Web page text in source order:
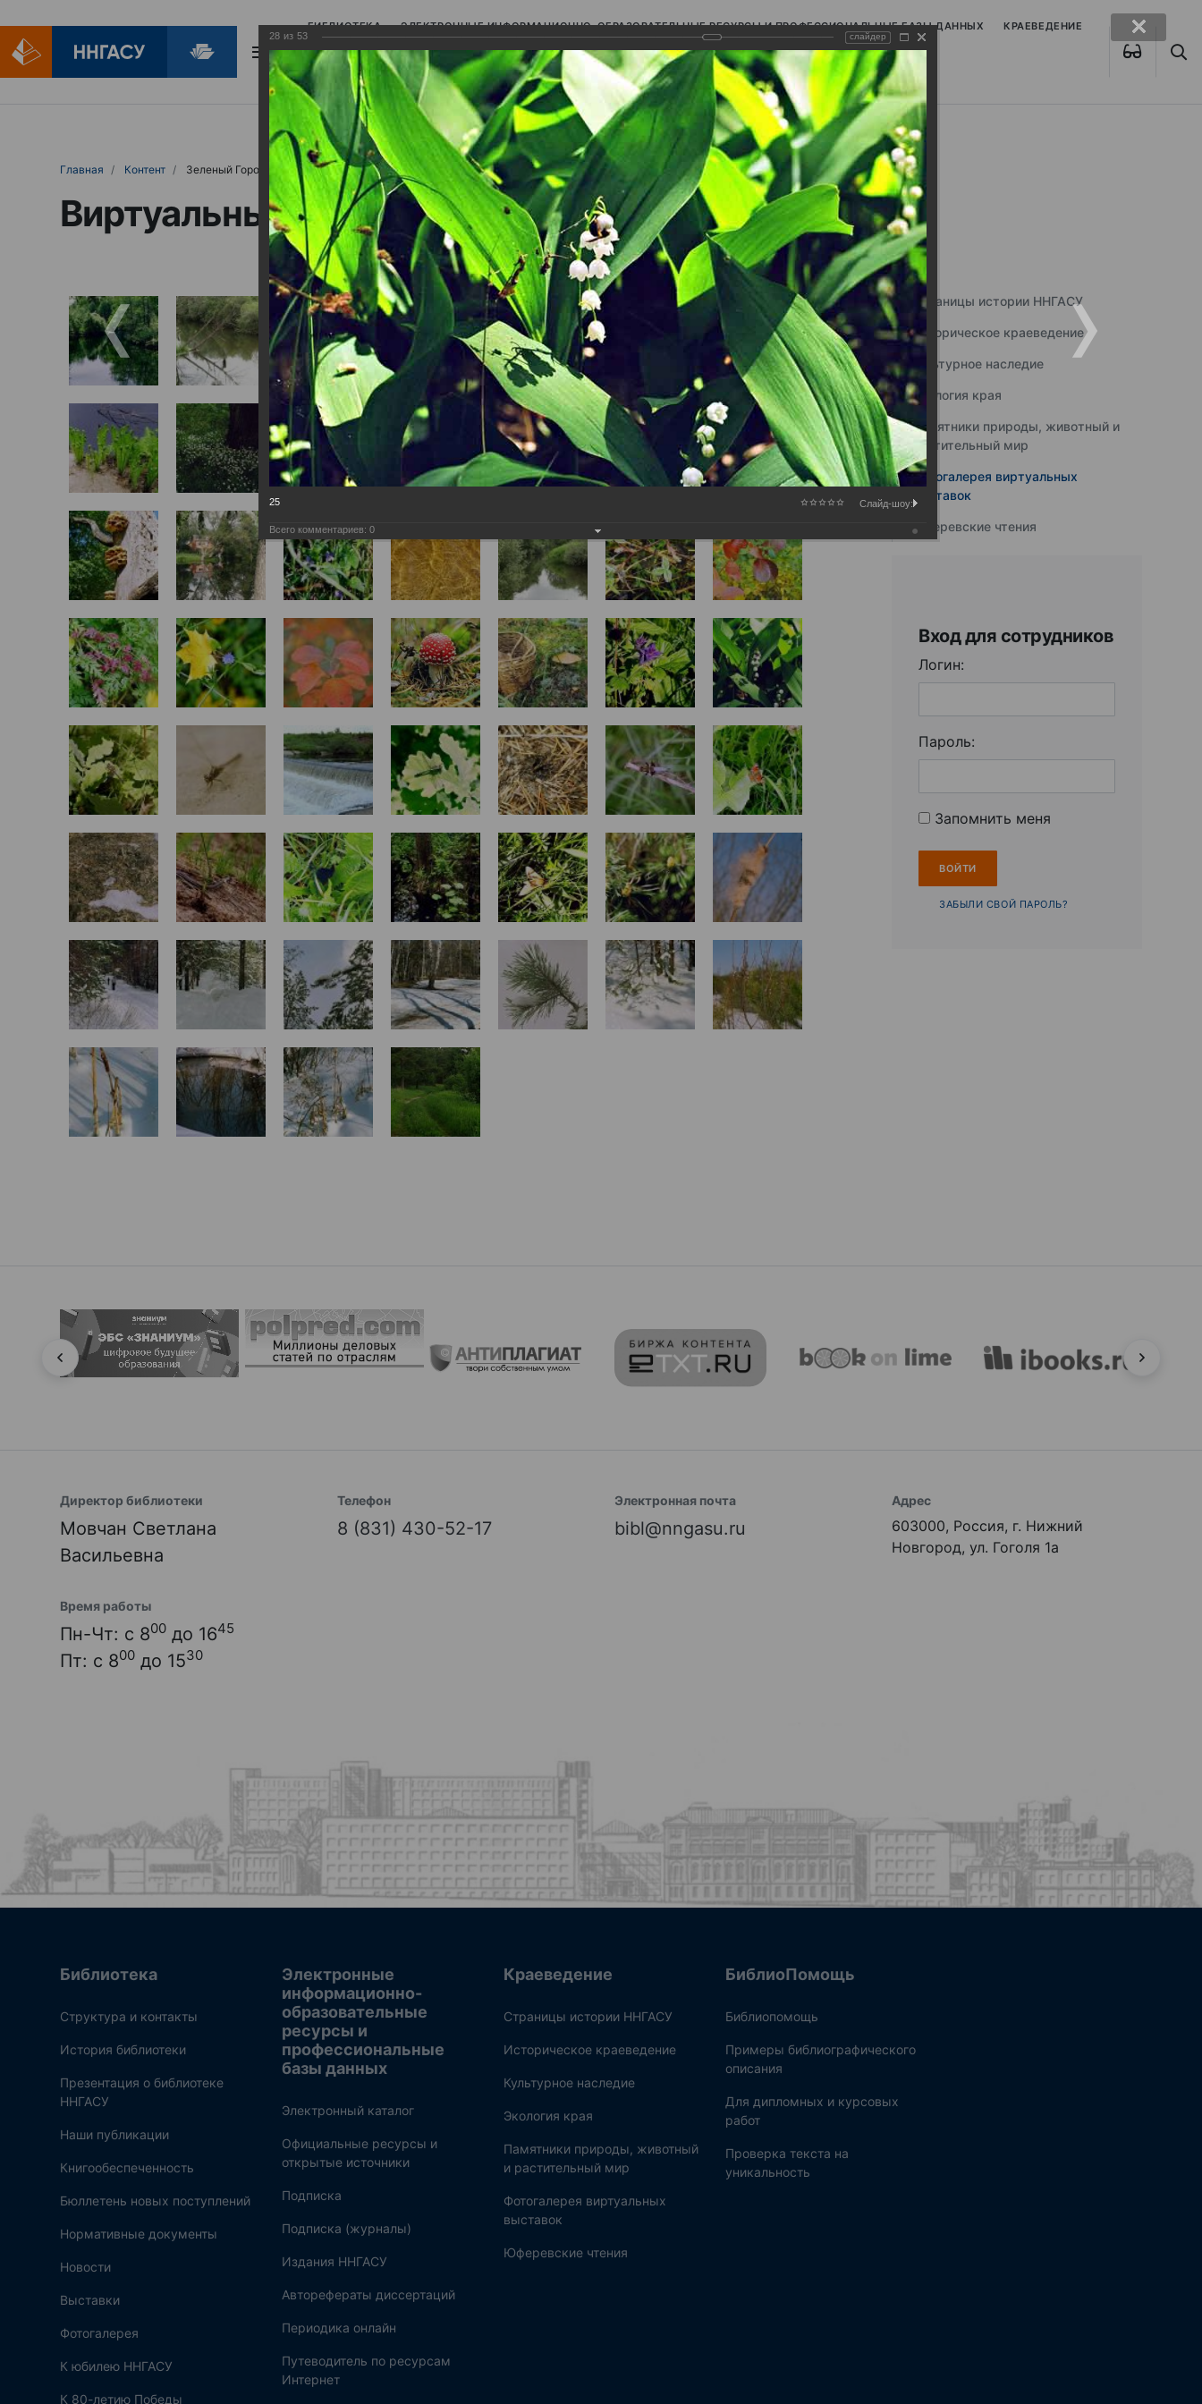
БИБЛИОТЕКА ЭЛЕКТРОННЫЕ ИНФОРМАЦИОННО-ОБРАЗОВАТЕЛЬНЫЕ РЕСУРСЫ И ПРОФЕССИОНАЛЬНЫЕ БАЗЫ ДАННЫХ КРАЕВЕДЕНИЕ
БИБЛИОПОМОЩЬ
Главная Контент Зеленый Город
Виртуальные выставки (фотоальбомы)
Страницы истории ННГАСУ
Историческое краеведение
Культурное наследие
Экология края
Памятники природы, животный и
растительный мир
Фотогалерея виртуальных
выставок
Юферевские чтения
Вход для сотрудников
Логин:
Пароль:
Запомнить меня
ЗАБЫЛИ СВОЙ ПАРОЛЬ?
Директор библиотеки
Мовчан Светлана
Васильевна
Телефон
8 (831) 430-52-17
Электронная почта
bibl@nngasu.ru
Адрес
603000, Россия, г. Нижний
Новгород, ул. Гоголя 1а
Время работы
Пн-Чт: с 800 до 1645
Пт: с 800 до 1530
Библиотека
Структура и контакты
История библиотеки
Презентация о библиотеке
ННГАСУ
Наши публикации
Книгообеспеченность
Бюллетень новых поступлений
Нормативные документы
Новости
Выставки
Фотогалерея
К юбилею ННГАСУ
К 80-летию Победы
Электронные
информационно-
образовательные
ресурсы и
профессиональные
базы данных
Электронный каталог
Официальные ресурсы и
открытые источники
Подписка
Подписка (журналы)
Издания ННГАСУ
Авторефераты диссертаций
Периодика онлайн
Путеводитель по ресурсам
Интернет
Краеведение
Страницы истории ННГАСУ
Историческое краеведение
Культурное наследие
Экология края
Памятники природы, животный
и растительный мир
Фотогалерея виртуальных
выставок
Юферевские чтения
БиблиоПомощь
Библиопомощь
Примеры библиографического
описания
Для дипломных и курсовых
работ
Проверка текста на
уникальность
28 из 53 слайдер
25 Слайд-шоу:
Всего комментариев: 0